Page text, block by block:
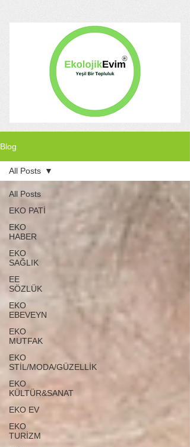
Blog
All Posts
EKO PATİ
EKO
HABER
EKO
SAĞLIK
EE
SÖZLÜK
EKO
EBEVEYN
EKO
MUTFAK
EKO
STİL/MODA/GÜZELLİK
EKO
KÜLTÜR&SANAT
EKO EV
EKO
TURİZM
All Posts